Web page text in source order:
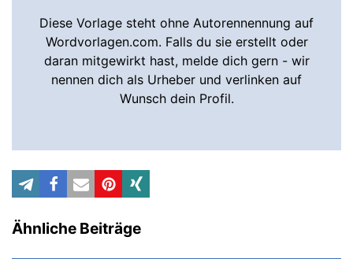
Diese Vorlage steht ohne Autorennennung auf
Wordvorlagen.com. Falls du sie erstellt oder
daran mitgewirkt hast, melde dich gern - wir
nennen dich als Urheber und verlinken auf
Wunsch dein Profil.
Ähnliche Beiträge